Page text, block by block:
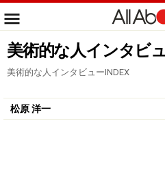
美術的な人インタビ
美術的な人インタビューINDEX
松原 洋一